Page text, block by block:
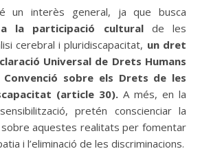
un interès general, ja que busca
la participació culturalde les
cerebral i pluridiscapacitat, un dret
Universal de Drets Humans
sobre els Drets de les
(article 30). A més, en la
pretén conscienciar la
aquestes realitats per fomentar
i l’eliminació de les discriminacions.